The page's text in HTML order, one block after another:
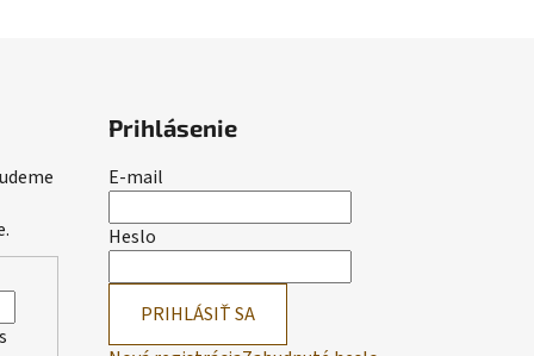
Prihlásenie
E-mail
Heslo
PRIHLÁSIŤ SA